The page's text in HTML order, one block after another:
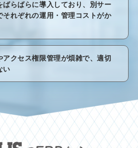
ばらばらに導入しており、別サー
それぞれの運用・管理コストがか
アクセス権限管理が煩雑で、適切
い